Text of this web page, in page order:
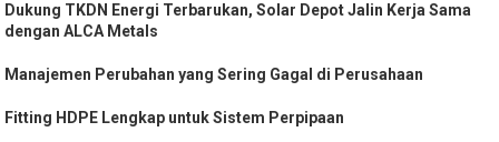
Dukung TKDN Energi Terbarukan, Solar Depot Jalin Kerja Sama
dengan ALCA Metals
Manajemen Perubahan yang Sering Gagal di Perusahaan
Fitting HDPE Lengkap untuk Sistem Perpipaan